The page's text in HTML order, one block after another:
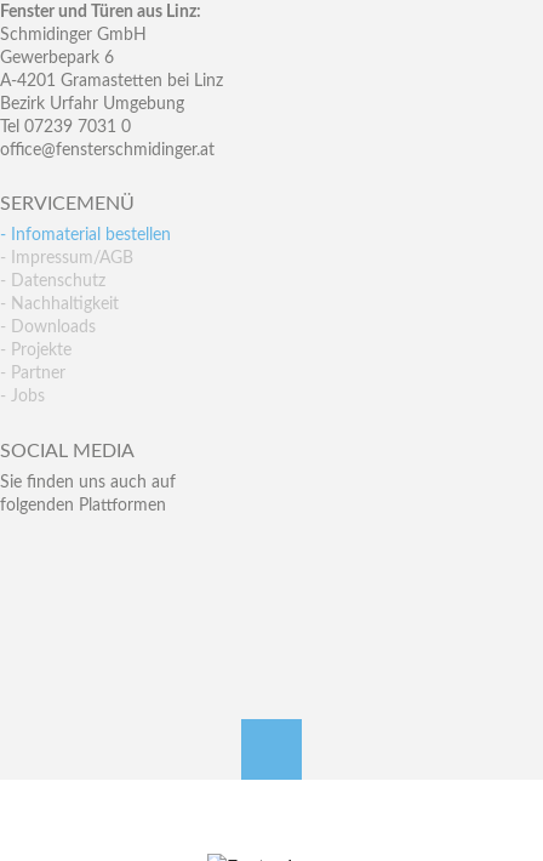
Fenster und Türen aus Linz:
Schmidinger GmbH
Gewerbepark 6
A-4201 Gramastetten bei Linz
Bezirk Urfahr Umgebung
Tel 07239 7031 0
office@fensterschmidinger.at
SERVICEMENÜ
- Infomaterial bestellen
- Impressum/AGB
- Datenschutz
- Nachhaltigkeit
- Downloads
- Projekte
- Partner
- Jobs
SOCIAL MEDIA
Sie finden uns auch auf
folgenden Plattformen